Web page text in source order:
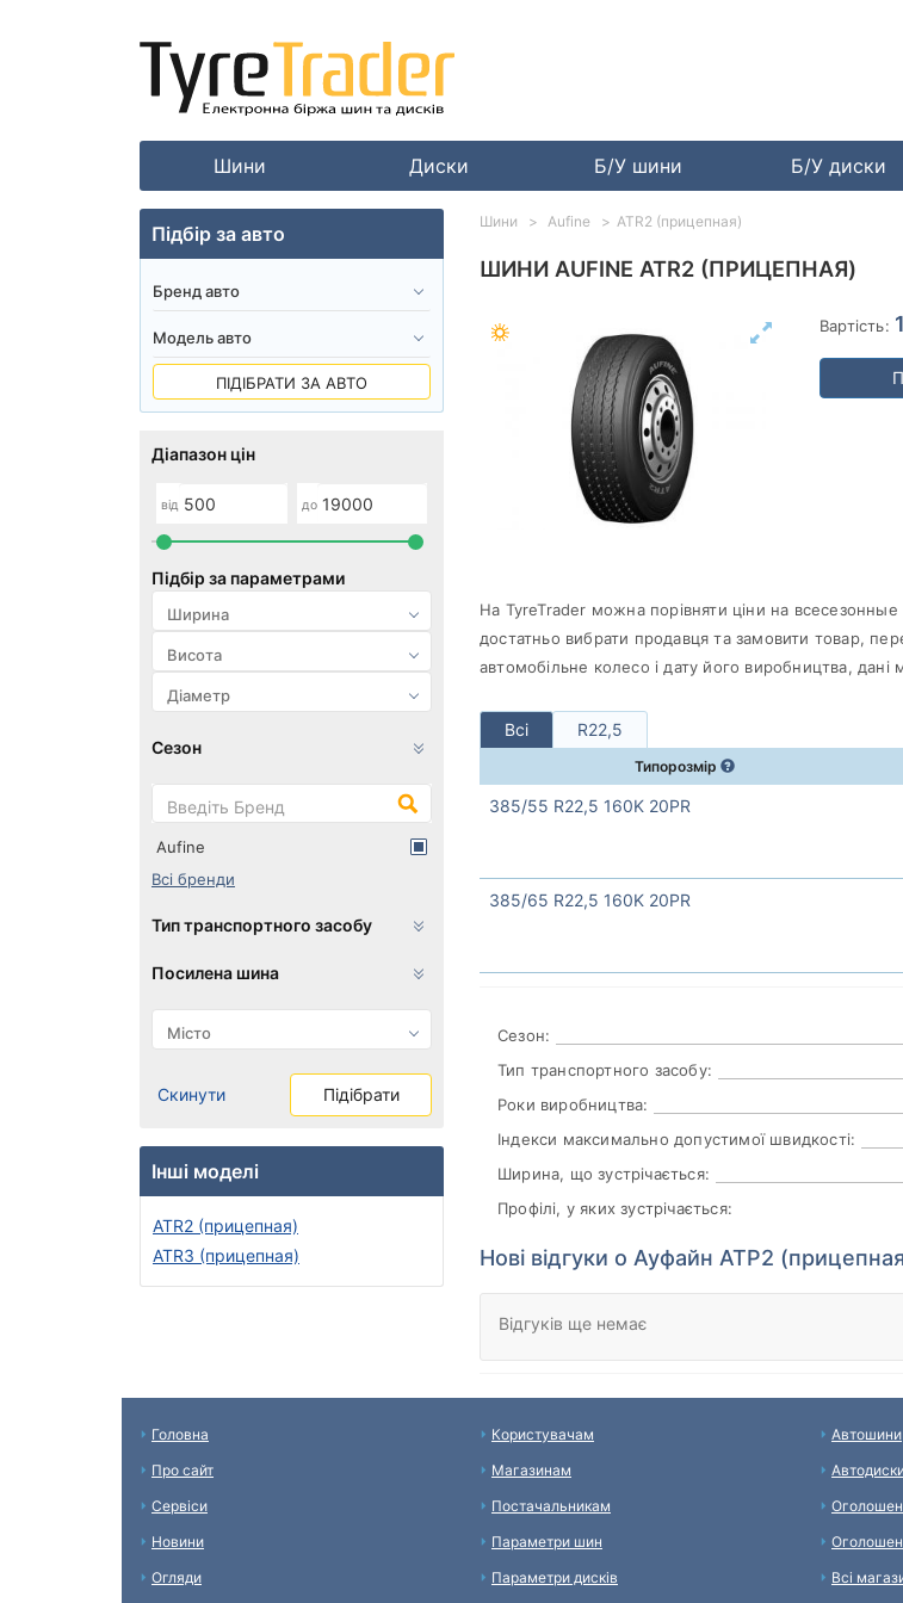
Шини Диски Б/У шини Б/У диски
ШИНИ AUFINE ATR2 (ПРИЦЕПНАЯ)
Вартість:
На TyreTrader можна порівняти ціни на
достатньо вибрати продавця та замовити товар,
автомобільне колесо і дату його виробництва,
Всі R22,5
Типорозмір
385/55 R22,5 160K 20PR
385/65 R22,5 160K 20PR
Сезон:
Тип транспортного засобу:
Роки виробництва:
Індекси максимально допустимої швидкості:
Ширина, що зустрічається:
Профілі, у яких зустрічається:
Нові відгуки о Ауфайн АТР2
Відгуків ще немає
Шини Aufine ATR2 (прицепная)
Підбір за авто
ПІДІБРАТИ ЗА АВТО
Діапазон цін
від до
Підбір за параметрами
Сезон
Aufine
Всі бренди
Тип транспортного засобу
Посилена шина
Скинути Підібрати
Інші моделі
ATR2 (прицепная)
ATR3 (прицепная)
Головна
Про сайт
Сервіси
Новини
Огляди
Користувачам
Магазинам
Постачальникам
Параметри шин
Параметри дисків
Автошини
Всі